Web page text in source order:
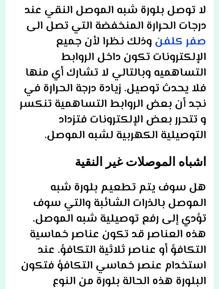
لا توصل بلورة شبه الموصل النقي عند
درجات الحرارة المنخفضة التي تصل الى
صفر كلفن وذلك نظرا لأن جميع
الإلكترونات تكون داخل الروابط
التساهميه وبالتالي لا تشارك أي منها
فلا يحدث توصيل. زيادة درجة الحرارة في
نجد أن بعض الروابط التساهمية تنكسر
و تتحرر بعض الإلكترونات فتزداد
التوصيلية الكهربية لشبه الموصل.
اشباه الموصلات غير النقية
هل سوف يتم تطعيم بلورة شبه
الموصل بالذرات الشائبة والتي سوف
تؤدي إلى رفع توصيلية شبه الموصل.
هذه العناصر قد تكون عناصر خماسية
التكافؤ أو عناصر ثلاثية التكافؤ. عند
استخدام عنصر خماسي التكافؤ فتكون
البلورة هذه الحالة بلورة من النوع